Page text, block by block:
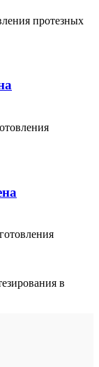
протезных
в